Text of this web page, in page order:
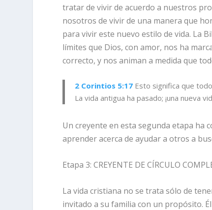
tratar de vivir de acuerdo a nuestros
nosotros de vivir de una manera que
para vivir este nuevo estilo de vida. La
límites que Dios, con amor, nos ha
correcto, y nos animan a medida que
2 Corintios 5:17 Esto significa que
La vida antigua ha pasado; ¡una nueva
Un creyente en esta segunda etapa ha
aprender acerca de ayudar a otros a
Etapa 3: CREYENTE DE CÍRCULO
La vida cristiana no se trata sólo de
invitado a su familia con un propósito.